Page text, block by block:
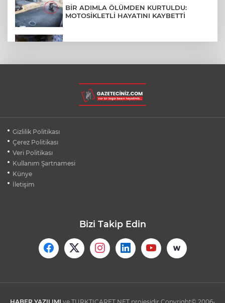
BİR ADIMLA ÖLÜMDEN KURTULDU:
MOTOSİKLETLİ HAYATINI KAYBETTİ
BURSA ŞEHİR HASTANESİ OTOPARKI
AĞUSTOS AYINDA HİZMETE AÇILIYOR
KÜBRA DENİZCİ KESKİN KUPASINI
Gizlilik Politikası
Çerez Politikası
Veri Politikası
Kullanım Şartnamesi
Künye
İletişim
Bizi Takip Edin